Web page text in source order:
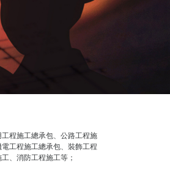
程施工總承包、公路工程施
工程施工總承包、裝飾工程
、消防工程施工等；